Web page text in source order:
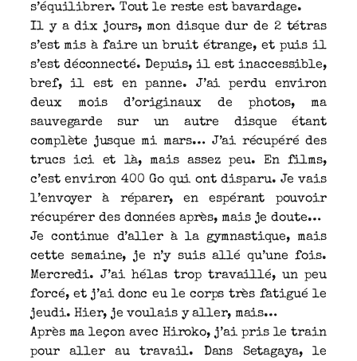
s’équilibrer. Tout le reste est bavardage.
Il y a dix jours, mon disque dur de 2 tétras
s’est mis à faire un bruit étrange, et puis il
s’est déconnecté. Depuis, il est inaccessible,
bref, il est en panne. J’ai perdu environ
deux mois d’originaux de photos, ma
sauvegarde sur un autre disque étant
complète jusque mi mars… J’ai récupéré des
trucs ici et là, mais assez peu. En films,
c’est environ 400 Go qui ont disparu. Je vais
l’envoyer à réparer, en espérant pouvoir
récupérer des données après, mais je doute…
Je continue d’aller à la gymnastique, mais
cette semaine, je n’y suis allé qu’une fois.
Mercredi. J’ai hélas trop travaillé, un peu
forcé, et j’ai donc eu le corps très fatigué le
jeudi. Hier, je voulais y aller, mais…
Après ma leçon avec Hiroko, j’ai pris le train
pour aller au travail. Dans Setagaya, le